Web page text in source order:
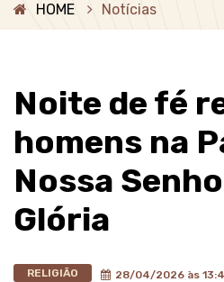
HOME Notícias
Noite de fé
homens na
Nossa
Glória
RELIGIÃO 28/04/2026 às